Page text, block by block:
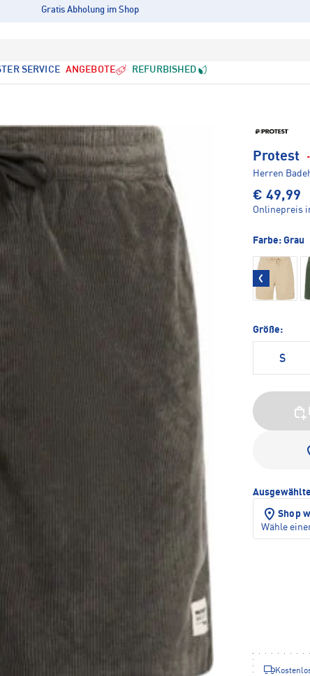
Gratis Abholung im Shop
SERVICE ANGEBOTE REFURBISHED
Protest ·
Herren
€ 49,99
Onlinepreis
Farbe: Grau
Größe:
S
Shop
Wähle